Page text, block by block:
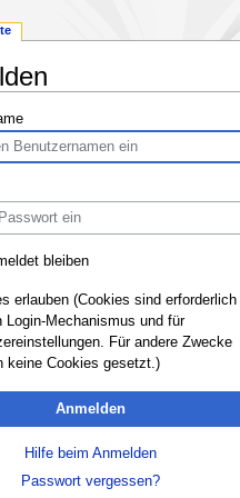
bleiben
erlauben (Cookies sind erforderlich
Login-Mechanismus und für
Für andere Zwecke
keine Cookies gesetzt.)
Anmelden
Hilfe beim Anmelden
Passwort vergessen?